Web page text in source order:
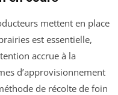
mettent en place
est essentielle,
accrue à la
d’approvisionnement
de récolte de foin